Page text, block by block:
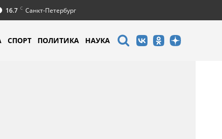
16.7 C Санкт-Петербург
СПОРТ ПОЛИТИКА НАУКА